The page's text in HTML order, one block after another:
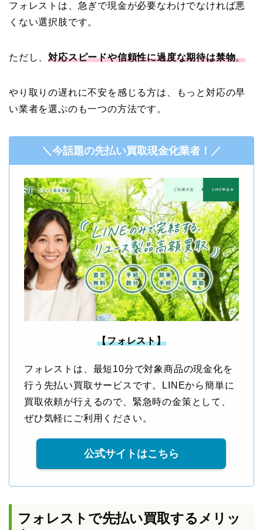
フォレストは、急ぎで現金が必要なわけでなければ悪
くない選択肢です。
ただし、対応スピードや信頼性に過度な期待は禁物。
やり取りの遅れに不安を感じる方は、もっと対応の早
い業者を選ぶのも一つの方法です。
＼今話題の先払い買取現金化業者！／
【フォレスト】
フォレストは、最短10分で対象商品の現金化を
行う先払い買取サービスです。LINEから簡単に
買取依頼が行えるので、緊急時の金策として、
ぜひ気軽にご利用ください。
公式サイトはこちら
フォレストで先払い買取するメリッ